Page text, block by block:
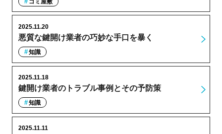
悪質な鍵開け業者の巧妙な手口を暴く
2025.11.20
知識
鍵開け業者のトラブル事例とその予防策
2025.11.18
知識
2025.11.11